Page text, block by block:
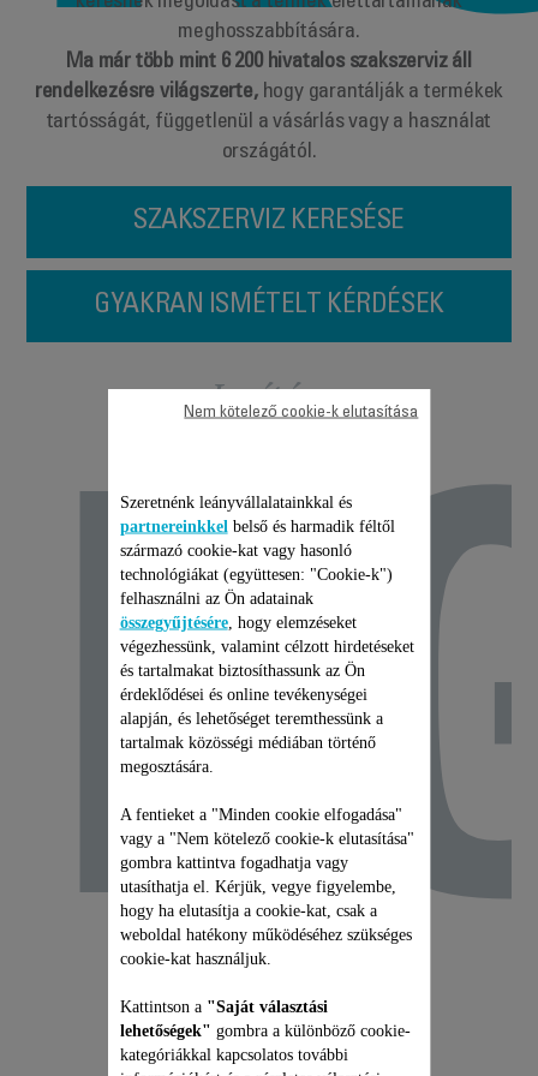
meghosszabbítására.
Ma már több mint 6 200 hivatalos szakszerviz áll
rendelkezésre világszerte,hogy garantálják a termékek
tartósságát, függetlenül a vásárlás vagy a használat
országától.
SZAKSZERVIZ KERESÉSE
GYAKRAN ISMÉTELT KÉRDÉSEK
Javítás,
Szeretnénk leányvállalatainkkal és
partnereinkkel belső és harmadik féltől
származó cookie-kat vagy hasonló
technológiákat (együttesen: "Cookie-k")
felhasználni az Ön adatainak
összegyűjtésére, hogy elemzéseket
végezhessünk, valamint célzott hirdetéseket
és tartalmakat biztosíthassunk az Ön
érdeklődései és online tevékenységei
alapján, és lehetőséget teremthessünk a
tartalmak közösségi médiában történő
megosztására.
A fentieket a "Minden cookie elfogadása"
vagy a "Nem kötelező cookie-k elutasítása"
gombra kattintva fogadhatja vagy
utasíthatja el. Kérjük, vegye figyelembe,
hogy ha elutasítja a cookie-kat, csak a
weboldal hatékony működéséhez szükséges
cookie-kat használjuk.
Kattintson a "Saját választási
lehetőségek" gombra a különböző cookie-
kategóriákkal kapcsolatos további
Nem kötelező cookie-k elutasítása